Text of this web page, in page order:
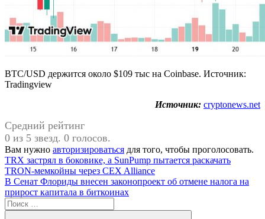
BTC/USD держится около $109 тыс на Coinbase. Источник:
Tradingview
Источник: cryptonews.net
Средний рейтинг
0 из 5 звезд. 0 голосов.
Вам нужно авторизироваться для того, чтобы проголосовать.
Навигация
по
записям
Предыдущая
запись:
TRX застрял в боковике, а SunPump пытается раскачать
TRON-мемкойны через CEX Alliance
Следующая
запись:
В Сенат Флориды внесен законопроект об отмене налога на
прирост капитала в биткоинах
Поиск
для: